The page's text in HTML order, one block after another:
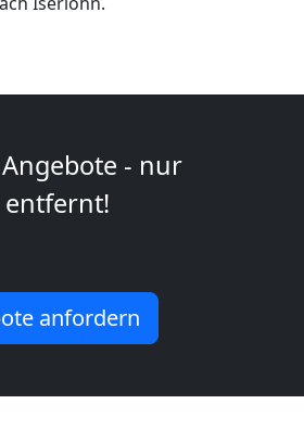
- nur
entfernt!
anfordern